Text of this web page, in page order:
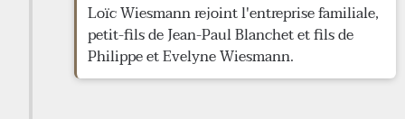
Loïc Wiesmann rejoint l'entreprise familiale,
petit-fils de Jean-Paul Blanchet et fils de
Philippe et Evelyne Wiesmann.